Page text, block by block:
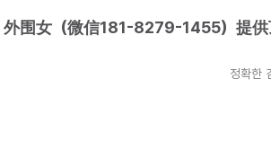
围女（微信181-8279-1455）提
정확한